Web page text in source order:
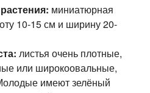
миниатюрная
10-15 см и ширину 20-
листья очень плотные,
или широкоовальные,
имеют зелёный